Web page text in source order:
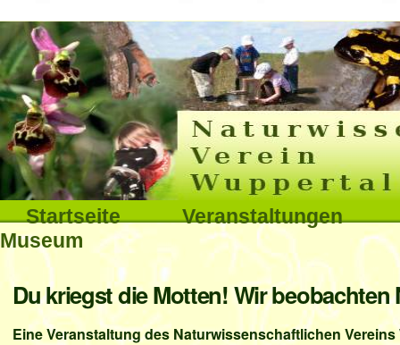
Direkt
zum
Inhalt
|
Direkt
zur
Navigation
Sektionen
Startseite
Veranstaltungen
Museum
Benutzerspezifische
Werkzeuge
Interna
Du kriegst die Motten! Wir beobachten
Eine Veranstaltung des Naturwissenschaftlichen Vereins